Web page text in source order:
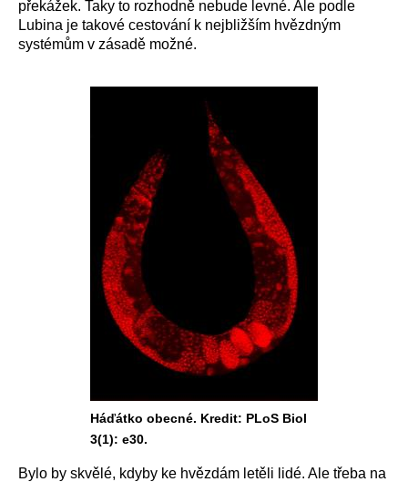
překážek. Taky to rozhodně nebude levné. Ale podle
Lubina je takové cestování k nejbližším hvězdným
systémům v zásadě možné.
Háďátko obecné. Kredit: PLoS Biol
3(1): e30.
Bylo by skvělé, kdyby ke hvězdám letěli lidé. Ale třeba na